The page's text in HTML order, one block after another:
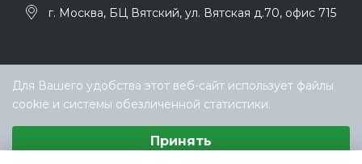
г. Москва, БЦ Вятский, ул. Вятская д.70, офис 715
Для Вашего удобства этот веб-сайт использует файлы
cookie и системы обезличенной статистики.
Принять